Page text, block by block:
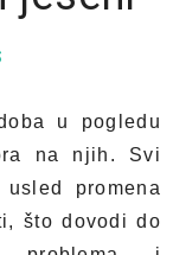
u pogledu
na njih. Svi
promena
što dovodi do